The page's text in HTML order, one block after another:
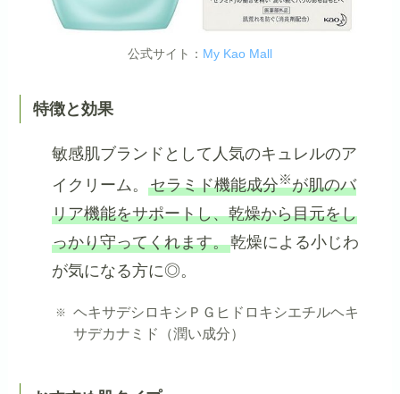
公式サイト： My Kao Mall
特徴と効果
敏感肌ブランドとして人気のキュレルのア
イクリーム。セラミド機能成分※が肌のバ
リア機能をサポートし、乾燥から目元をし
っかり守ってくれます。乾燥による小じわ
が気になる方に◎。
ヘキサデシロキシＰＧヒドロキシエチルヘキ
サデカナミド（潤い成分）